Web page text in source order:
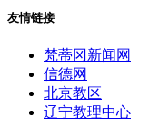
友情链接
梵蒂冈新闻网
信德网
北京教区
辽宁教理中心